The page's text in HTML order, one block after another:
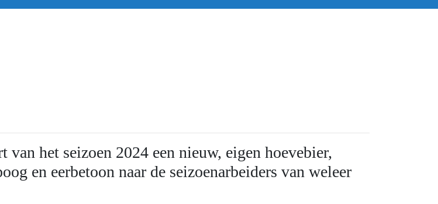
het seizoen 2024 een nieuw, eigen hoevebier,
en eerbetoon naar de seizoenarbeiders van weleer